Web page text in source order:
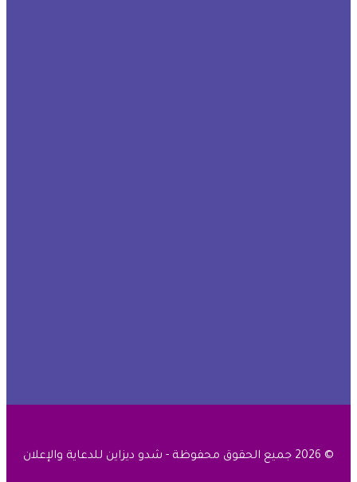
© 2026 جميع الحقوق محفوظة - شدو ديزاين للدعاية والإعلان